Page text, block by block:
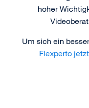
hoher
Um sich ein
Flexperto